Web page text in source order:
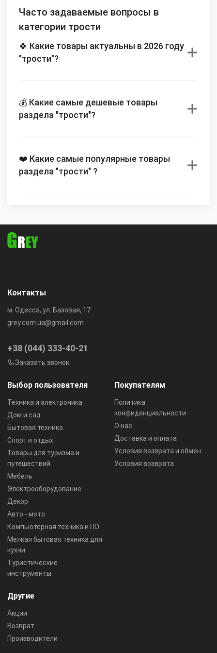
Часто задаваемые вопросы в
категории трости
🍀 Какие товары актуальны в 2026 году
"трости"?
💰 Какие самые дешевые товары
раздела "трости"?
❤️ Какие самые популярные товары
раздела "трости" ?
Выбор пользователя
Техника и электроника
Дом и сад
Бытовая техника
Спорт и отдых
Товары для туризма и
путешествий
Мебель
Электрооборудование
Декор
Авто - мото
Компьютерная техника и ПО
Мелкая бытовая техника для
кухни
Туристические
инструменты
Покупателям
Политика
конфиденциальности
О нас
Доставка и оплата
Условия возврата и обмен
Условия возврата
Другие
Акции
Возврат
Производители
Контакты
м. Одесса, ул. Базовая, 17
grey.com.ua@gmail.com
+38 (044) 333-40-21
Заказать звонок